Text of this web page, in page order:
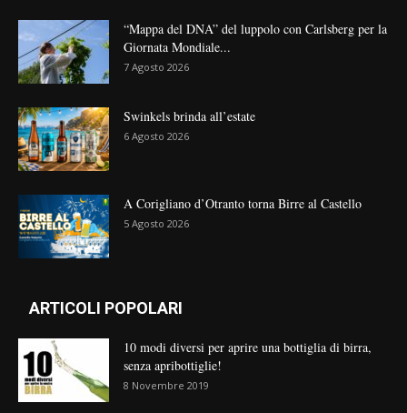
“Mappa del DNA” del luppolo con Carlsberg per la
Giornata Mondiale...
7 Agosto 2026
Swinkels brinda all’estate
6 Agosto 2026
A Corigliano d’Otranto torna Birre al Castello
5 Agosto 2026
ARTICOLI POPOLARI
10 modi diversi per aprire una bottiglia di birra,
senza apribottiglie!
8 Novembre 2019